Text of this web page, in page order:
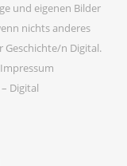
und eigenen Bilder
nichts anderes
Geschichte/n Digital.
Impressum
Digital